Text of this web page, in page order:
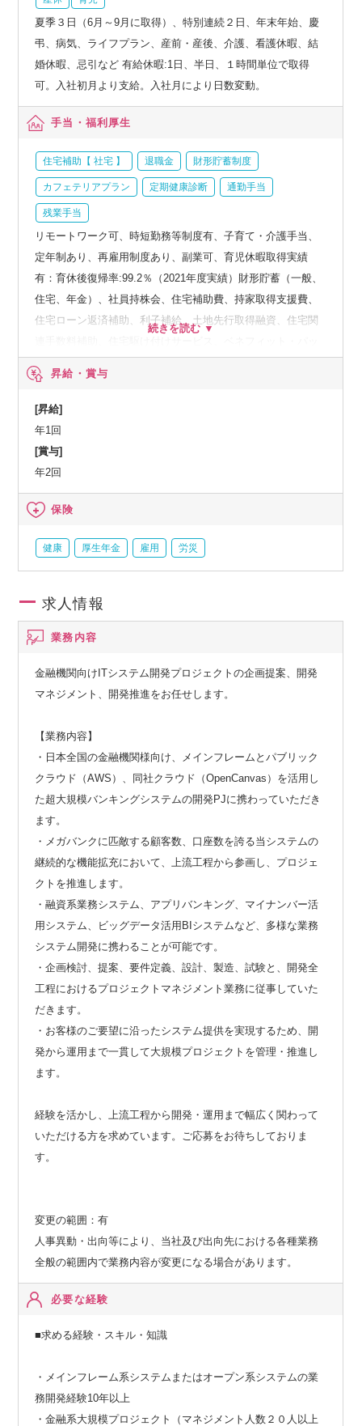
夏季３日（6月～9月に取得）、特別連続２日、年末年始、慶
弔、病気、ライフプラン、産前・産後、介護、看護休暇、結
婚休暇、忌引など 有給休暇:1日、半日、１時間単位で取得
可。入社初月より支給。入社月により日数変動。
手当・福利厚生
住宅補助【 社宅 】 退職金 財形貯蓄制度
カフェテリアプラン 定期健康診断 通勤手当
残業手当
リモートワーク可、時短勤務等制度有、子育て・介護手当、
定年制あり、再雇用制度あり、副業可、育児休暇取得実績
有：育休後復帰率:99.2％（2021年度実績）財形貯蓄（一般、
住宅、年金）、社員持株会、住宅補助費、持家取得支援費、
住宅ローン返済補助、利子補給、土地先行取得融資、住宅関
介護支援サービス、結婚祝い金、弔慰料、災害見舞金など、
社員食堂、企業年金（企業年金基金、確定拠出年金）、電気
通信共済会(個人年金、遺児育英基金)
昇給・賞与
[昇給]
年1回
[賞与]
年2回
保険
健康 厚生年金 雇用 労災
求人情報
業務内容
金融機関向けITシステム開発プロジェクトの企画提案、開発
マネジメント、開発推進をお任せします。
【業務内容】
・日本全国の金融機関様向け、メインフレームとパブリック
クラウド（AWS）、同社クラウド（OpenCanvas）を活用し
た超大規模バンキングシステムの開発PJに携わっていただき
ます。
・メガバンクに匹敵する顧客数、口座数を誇る当システムの
継続的な機能拡充において、上流工程から参画し、プロジェ
クトを推進します。
・融資系業務システム、アプリバンキング、マイナンバー活
用システム、ビッグデータ活用BIシステムなど、多様な業務
システム開発に携わることが可能です。
・企画検討、提案、要件定義、設計、製造、試験と、開発全
工程におけるプロジェクトマネジメント業務に従事していた
だきます。
・お客様のご要望に沿ったシステム提供を実現するため、開
発から運用まで一貫して大規模プロジェクトを管理・推進し
ます。
経験を活かし、上流工程から開発・運用まで幅広く関わって
いただける方を求めています。ご応募をお待ちしておりま
す。
変更の範囲：有
人事異動・出向等により、当社及び出向先における各種業務
全般の範囲内で業務内容が変更になる場合があります。
必要な経験
■求める経験・スキル・知識
・メインフレーム系システムまたはオープン系システムの業
務開発経験10年以上
・金融系大規模プロジェクト（マネジメント人数２０人以上